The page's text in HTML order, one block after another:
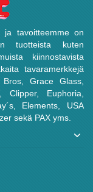
ja tavoitteemme on
tuotteista kuten
kiinnostavista
tavaramerkkejä
Grace Glass,
Clipper, Euphoria,
Elements, USA
sekä PAX yms.